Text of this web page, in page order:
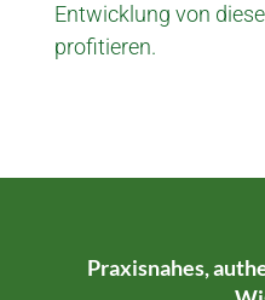
Entwicklung von
profitieren.
Praxis­­nahes,